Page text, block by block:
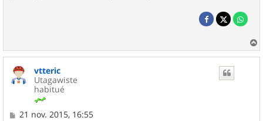
a
vtteric
Utagawiste
habitué
M
21 nov. 2015, 16:55